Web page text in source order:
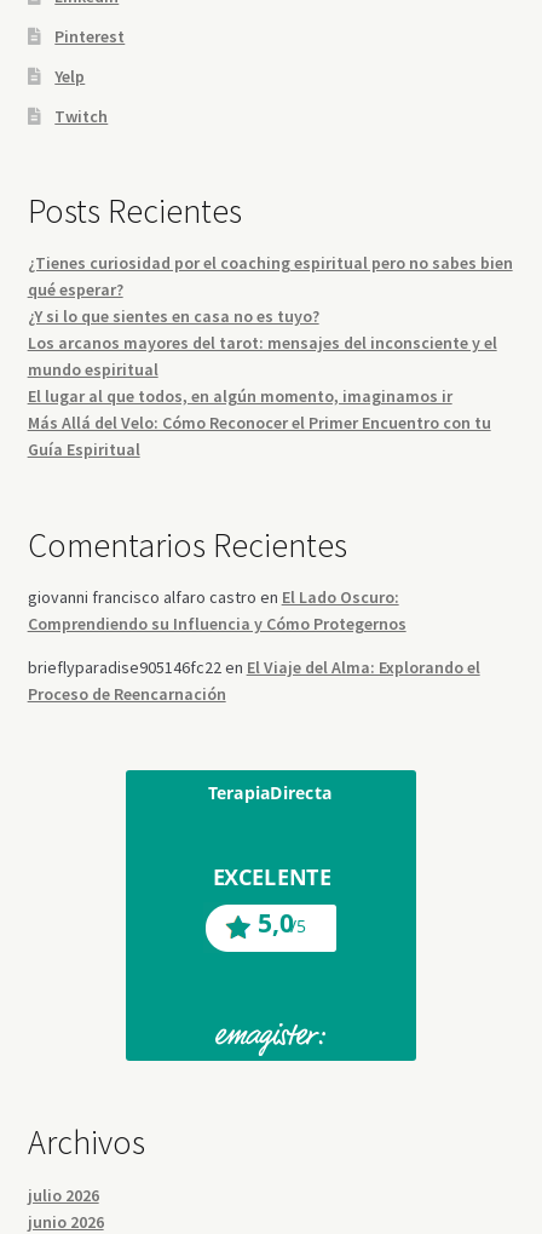
Pinterest
Yelp
Twitch
Posts Recientes
¿Tienes curiosidad por el coaching espiritual pero no sabes bien
qué esperar?
¿Y si lo que sientes en casa no es tuyo?
Los arcanos mayores del tarot: mensajes del inconsciente y el
mundo espiritual
El lugar al que todos, en algún momento, imaginamos ir
Más Allá del Velo: Cómo Reconocer el Primer Encuentro con tu
Guía Espiritual
Comentarios Recientes
giovanni francisco alfaro castro en El Lado Oscuro:
Comprendiendo su Influencia y Cómo Protegernos
brieflyparadise905146fc22en El Viaje del Alma: Explorando el
Proceso de Reencarnación
Archivos
julio 2026
junio 2026